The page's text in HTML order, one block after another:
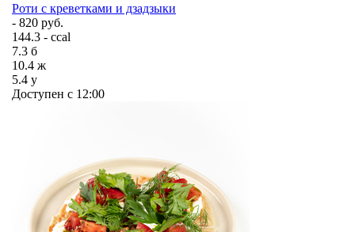
Роти с креветками и дзадзыки
- 820 руб.
144.3 - ccal
7.3 б
10.4 ж
5.4 у
Доступен с 12:00